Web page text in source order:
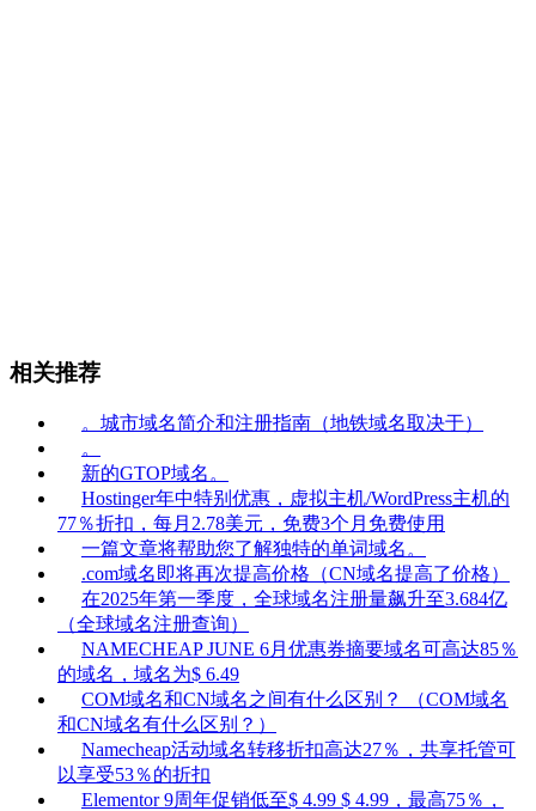
相关推荐
。城市域名简介和注册指南（地铁域名取决于）
。
新的GTOP域名。
Hostinger年中特别优惠，虚拟主机/WordPress主机的
77％折扣，每月2.78美元，免费3个月免费使用
一篇文章将帮助您了解独特的单词域名。
.com域名即将再次提高价格（CN域名提高了价格）
在2025年第一季度，全球域名注册量飙升至3.684亿
（全球域名注册查询）
NAMECHEAP JUNE 6月优惠券摘要域名可高达85％
的域名，域名为$ 6.49
COM域名和CN域名之间有什么区别？ （COM域名
和CN域名有什么区别？）
Namecheap活动域名转移折扣高达27％，共享托管可
以享受53％的折扣
Elementor 9周年促销低至$ 4.99 $ 4.99，最高75％，